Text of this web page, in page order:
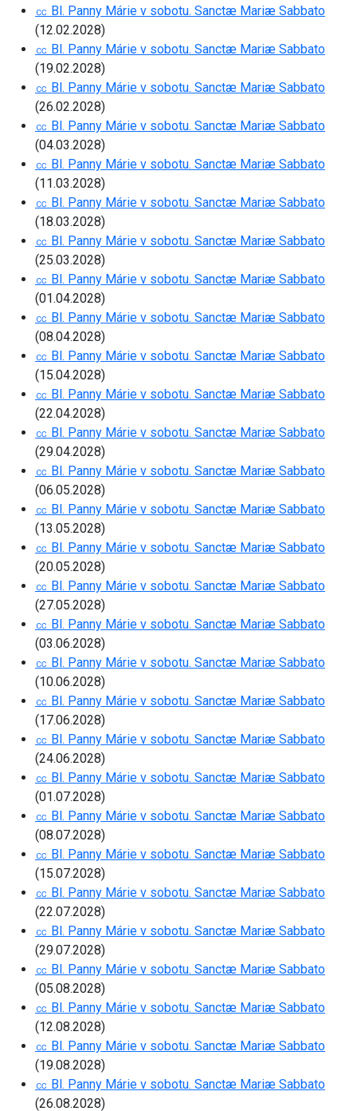
㏄ Bl. Panny Márie v sobotu. Sanctæ Mariæ Sabbato
(12.02.2028)
㏄ Bl. Panny Márie v sobotu. Sanctæ Mariæ Sabbato
(19.02.2028)
㏄ Bl. Panny Márie v sobotu. Sanctæ Mariæ Sabbato
(26.02.2028)
㏄ Bl. Panny Márie v sobotu. Sanctæ Mariæ Sabbato
(04.03.2028)
㏄ Bl. Panny Márie v sobotu. Sanctæ Mariæ Sabbato
(11.03.2028)
㏄ Bl. Panny Márie v sobotu. Sanctæ Mariæ Sabbato
(18.03.2028)
㏄ Bl. Panny Márie v sobotu. Sanctæ Mariæ Sabbato
(25.03.2028)
㏄ Bl. Panny Márie v sobotu. Sanctæ Mariæ Sabbato
(01.04.2028)
㏄ Bl. Panny Márie v sobotu. Sanctæ Mariæ Sabbato
(08.04.2028)
㏄ Bl. Panny Márie v sobotu. Sanctæ Mariæ Sabbato
(15.04.2028)
㏄ Bl. Panny Márie v sobotu. Sanctæ Mariæ Sabbato
(22.04.2028)
㏄ Bl. Panny Márie v sobotu. Sanctæ Mariæ Sabbato
(29.04.2028)
㏄ Bl. Panny Márie v sobotu. Sanctæ Mariæ Sabbato
(06.05.2028)
㏄ Bl. Panny Márie v sobotu. Sanctæ Mariæ Sabbato
(13.05.2028)
㏄ Bl. Panny Márie v sobotu. Sanctæ Mariæ Sabbato
(20.05.2028)
㏄ Bl. Panny Márie v sobotu. Sanctæ Mariæ Sabbato
(27.05.2028)
㏄ Bl. Panny Márie v sobotu. Sanctæ Mariæ Sabbato
(03.06.2028)
㏄ Bl. Panny Márie v sobotu. Sanctæ Mariæ Sabbato
(10.06.2028)
㏄ Bl. Panny Márie v sobotu. Sanctæ Mariæ Sabbato
(17.06.2028)
㏄ Bl. Panny Márie v sobotu. Sanctæ Mariæ Sabbato
(24.06.2028)
㏄ Bl. Panny Márie v sobotu. Sanctæ Mariæ Sabbato
(01.07.2028)
㏄ Bl. Panny Márie v sobotu. Sanctæ Mariæ Sabbato
(08.07.2028)
㏄ Bl. Panny Márie v sobotu. Sanctæ Mariæ Sabbato
(15.07.2028)
㏄ Bl. Panny Márie v sobotu. Sanctæ Mariæ Sabbato
(22.07.2028)
㏄ Bl. Panny Márie v sobotu. Sanctæ Mariæ Sabbato
(29.07.2028)
㏄ Bl. Panny Márie v sobotu. Sanctæ Mariæ Sabbato
(05.08.2028)
㏄ Bl. Panny Márie v sobotu. Sanctæ Mariæ Sabbato
(12.08.2028)
㏄ Bl. Panny Márie v sobotu. Sanctæ Mariæ Sabbato
(19.08.2028)
㏄ Bl. Panny Márie v sobotu. Sanctæ Mariæ Sabbato
(26.08.2028)